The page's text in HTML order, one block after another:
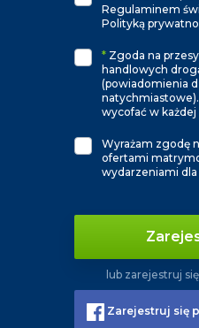
Regulaminem
Polityką
* Zgoda na
handlowych
(powiadomienia
wycofać w każdej
Wyrażam zgodę
ofertami
wydarzeniami dla
lub zarejestruj
Zarejestruj się